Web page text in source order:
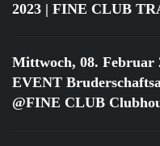
2023 | FINE CLUB
Mittwoch, 08. Februar
EVENT
@FINE CLUB